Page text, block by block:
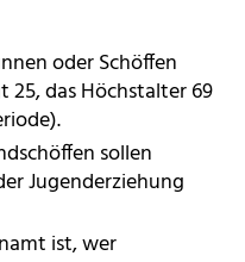
oder Schöffen
25, das Höchstalter 69
sollen
Jugenderziehung
ist, wer